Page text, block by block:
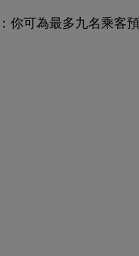
你可為最多九名乘客